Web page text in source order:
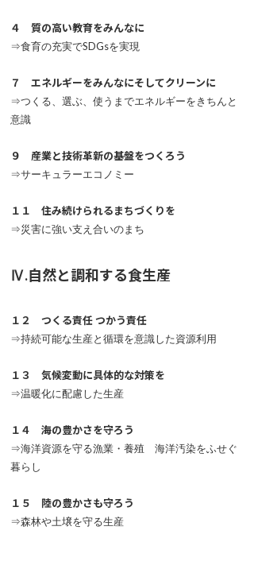
４ 質の高い教育をみんなに
⇒食育の充実でSDGsを実現
７ エネルギーをみんなにそしてクリーンに
⇒つくる、選ぶ、使うまでエネルギーをきちんと
意識
９ 産業と技術革新の基盤をつくろう
⇒サーキュラーエコノミー
１１ 住み続けられるまちづくりを
⇒災害に強い支え合いのまち
Ⅳ.自然と調和する食生産
１２ つくる責任 つかう責任
⇒持続可能な生産と循環を意識した資源利用
１３ 気候変動に具体的な対策を
⇒温暖化に配慮した生産
１４ 海の豊かさを守ろう
⇒海洋資源を守る漁業・養殖 海洋汚染をふせぐ
暮らし
１５ 陸の豊かさも守ろう
⇒森林や土壌を守る生産